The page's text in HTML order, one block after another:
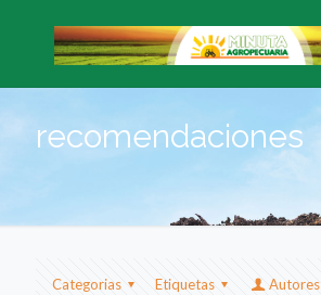
recomendaciones
Categorias Etiquetas
Autores